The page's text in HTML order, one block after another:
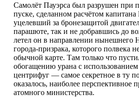
Самолёт Пауэрса был разрушен при
пуске, сделанном расчётом
уцелевший за бронезащитой
парашюте, так и не добравшись до
летел он в направлении нынешнего
города-призрака, которого полвека
обычной карте. Там только что
обогащению урана с
центрифуг — самое секретное в ту
оказалось, наиболее перспективное
атомного министерства.